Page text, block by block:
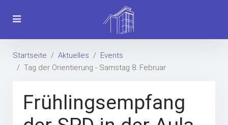
Startseite Aktuelles
Events
Tag der Orientierung - Samstag 8. Februar
Frühlingsempfang